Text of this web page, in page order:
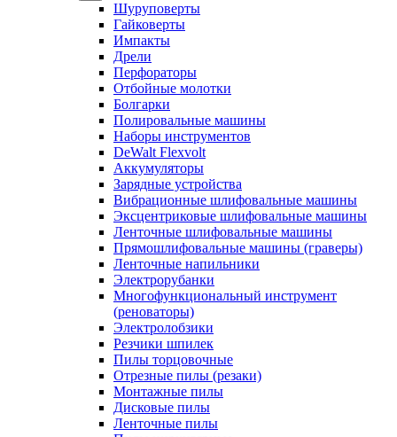
Шуруповерты
Гайковерты
Импакты
Дрели
Перфораторы
Отбойные молотки
Болгарки
Полировальные машины
Наборы инструментов
DeWalt Flexvolt
Аккумуляторы
Зарядные устройства
Вибрационные шлифовальные машины
Эксцентриковые шлифовальные машины
Ленточные шлифовальные машины
Прямошлифовальные машины (граверы)
Ленточные напильники
Электрорубанки
Многофункциональный инструмент
(реноваторы)
Электролобзики
Резчики шпилек
Пилы торцовочные
Отрезные пилы (резаки)
Монтажные пилы
Дисковые пилы
Ленточные пилы